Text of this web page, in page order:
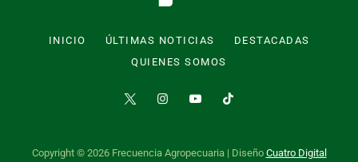
INICIO ÚLTIMAS NOTICIAS
DESTACADAS
QUIENES SOMOS
Copyright © 2026 Frecuencia Agropecuaria | Diseño Cuatro Digital